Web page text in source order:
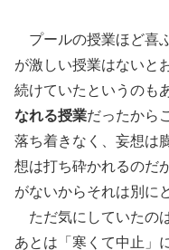
プールの授業ほど喜
が激しい授業はないと
続けていたというのも
なれる授業だったから
落ち着きなく、妄想は
想は打ち砕かれるのだ
がないからそれは別に
ただ気にしていたの
あとは「寒くて中止」